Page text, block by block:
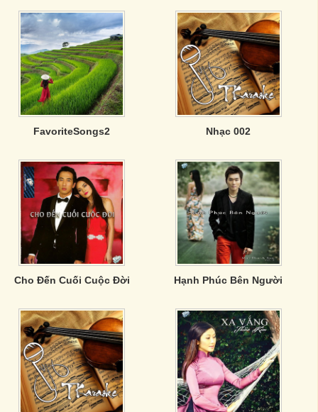
FavoriteSongs2 Nhạc 002
Cho Đến Cuối Cuộc Đời Hạnh Phúc Bên Người